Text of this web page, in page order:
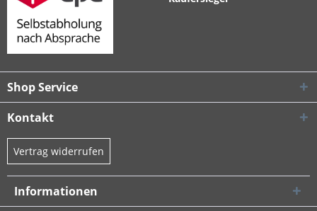
Shop Service
Kontakt
Vertrag widerrufen
Informationen